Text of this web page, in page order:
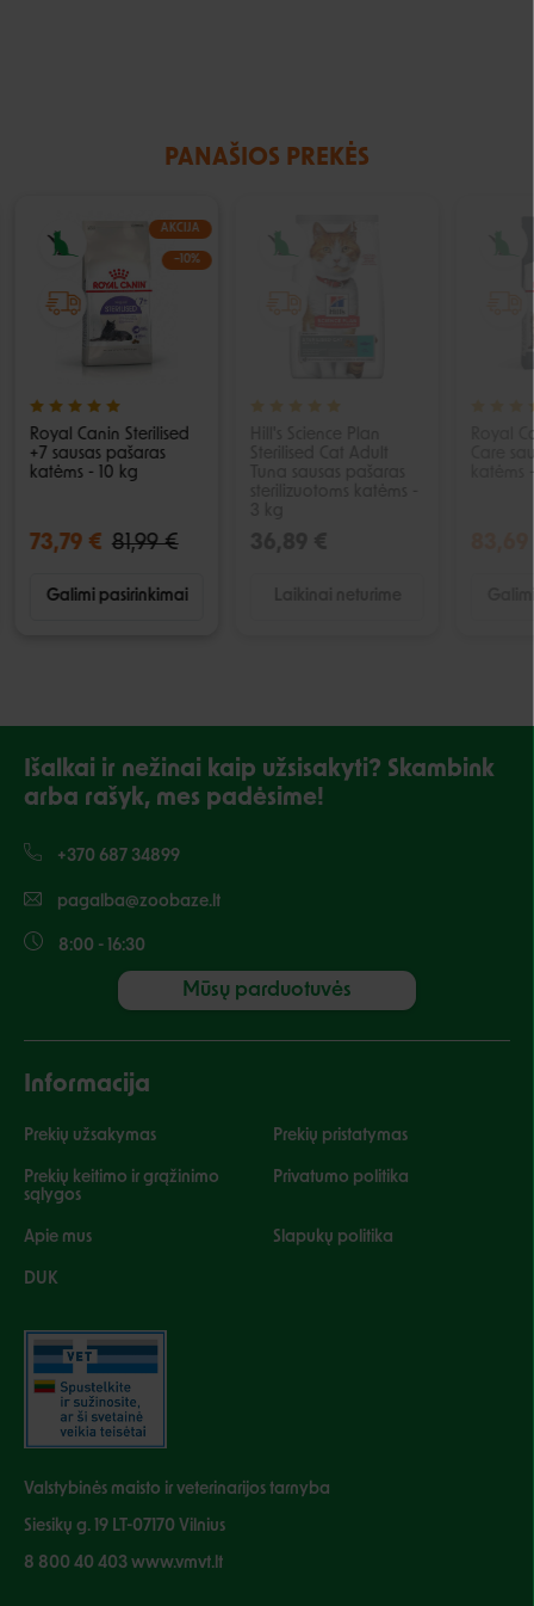
PANAŠIOS PREKĖS
AKCIJA
−10%
Royal Canin Sterilised
+7 sausas pašaras
katėms - 10 kg
73,79 € 81,99 €
Galimi pasirinkimai
Royal
Care
katėms
Išalkai ir nežinai kaip užsisakyti? Skambink
arba rašyk, mes padėsime!
+370 687 34899
pagalba@zoobaze.lt
8:00 - 16:30
Mūsų parduotuvės
Informacija
Prekių užsakymas Prekių pristatymas
Prekių keitimo ir grąžinimo
sąlygos
Privatumo politika
Apie mus Slapukų politika
DUK
Valstybinės maisto ir veterinarijos tarnyba
Siesikų g. 19 LT-07170 Vilnius
8 800 40 403 www.vmvt.lt